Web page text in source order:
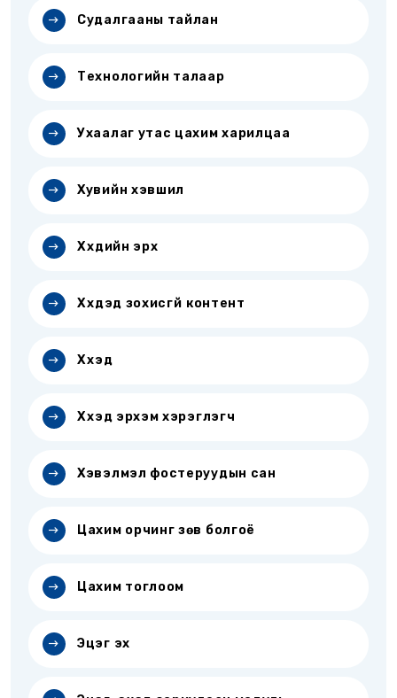
Судалгааны тайлан
Технологийн талаар
Ухаалаг утас цахим харилцаа
Хувийн хэвшил
Хүүхдийн эрх
Хүүхдэд зохисгүй контент
Хүүхэд
Хүүхэд эрхэм хэрэглэгч
Хэвэлмэл фостеруудын сан
Цахим орчинг зөв болгоё
Цахим тоглоом
Эцэг эх